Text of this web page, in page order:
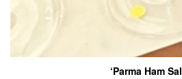
‘Parma Ham